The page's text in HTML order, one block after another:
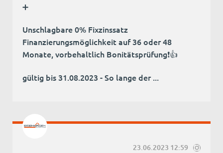
➕️
Unschlagbare 0% Fixzinssatz
Finanzierungsmöglichkeit auf 36 oder 48
Monate, vorbehaltlich Bonitätsprüfung❗️👍
gültig bis 31.08.2023 - So lange der ...
23.06.2023 12:59